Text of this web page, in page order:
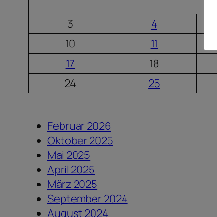
3 4
10
11
17
18
24
25
Februar 2026
Oktober 2025
Mai 2025
April 2025
März 2025
September 2024
August 2024